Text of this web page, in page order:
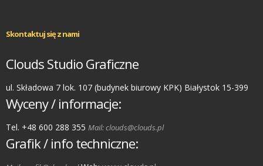
Skontaktuj się z nami
Clouds Studio Graficzne
ul. Składowa 7 lok. 107 (budynek biurowy KPK) Białystok 15-399
Wyceny / informacje:
Tel. +48 600 288 355 Mail: clouds@clouds.pl
Grafik / info techniczne: